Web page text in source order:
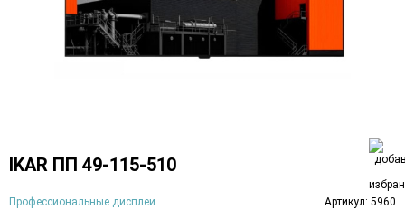
IKAR ПП 49-115-510
Профессиональные дисплеи Артикул: 5960